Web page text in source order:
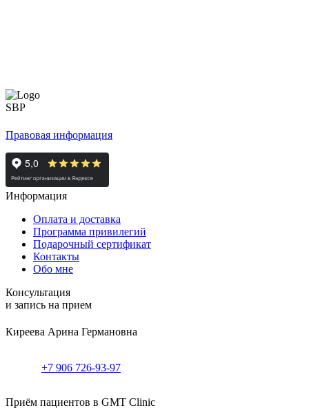
Правовая информация
Информация
Оплата и доставка
Программа привилегий
Подарочный сертификат
Контакты
Обо мне
Консультация
и запись на прием
Киреева Арина Германовна
+7 906 726-93-97
Приём пациентов в GMT Clinic